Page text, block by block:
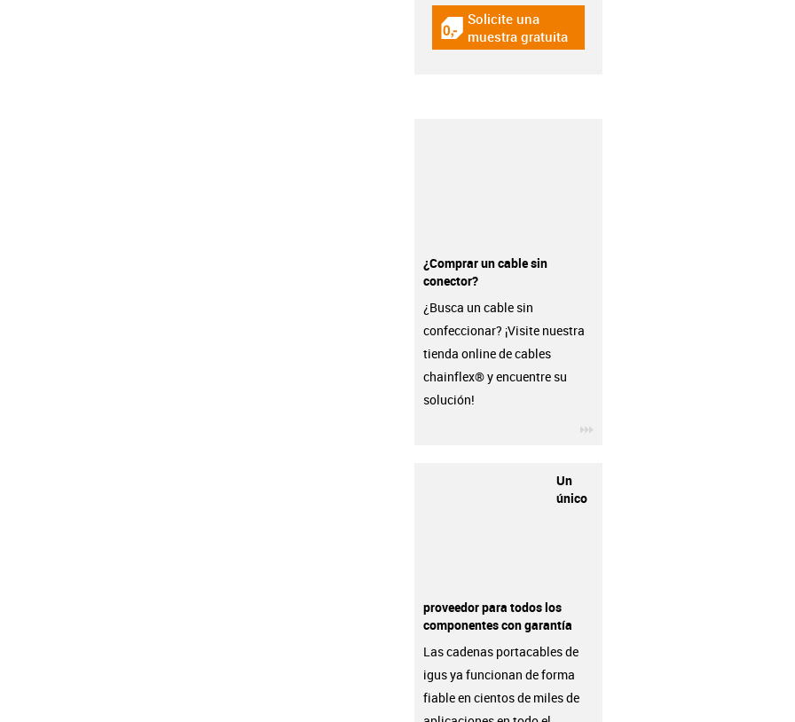
igus-icon-gratismuster
Solicite una
muestra gratuita
¿Comprar un cable sin
conector?
¿Busca un cable sin
confeccionar? ¡Visite nuestra
tienda online de cables
chainflex® y encuentre su
solución!
Un
único
proveedor para todos los
componentes con garantía
Las cadenas portacables de
igus ya funcionan de forma
fiable en cientos de miles de